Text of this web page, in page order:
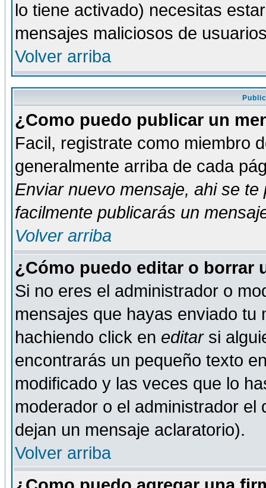
lo tiene activado) necesitas
mensajes maliciosos de
Volver arriba
¿Como puedo publicar un
Facil, registrate como miembro
generalmente arriba de cada
Enviar nuevo mensaje, ahi se te
facilmente publicarás un
Volver arriba
¿Cómo puedo editar o borrar
Si no eres el administrador o
mensajes que hayas enviado tu
hachiendo click en editarsi
encontrarás un pequeño texto
modificado y las veces que lo
moderador o el administrador
dejan un mensaje aclaratorio).
Volver arriba